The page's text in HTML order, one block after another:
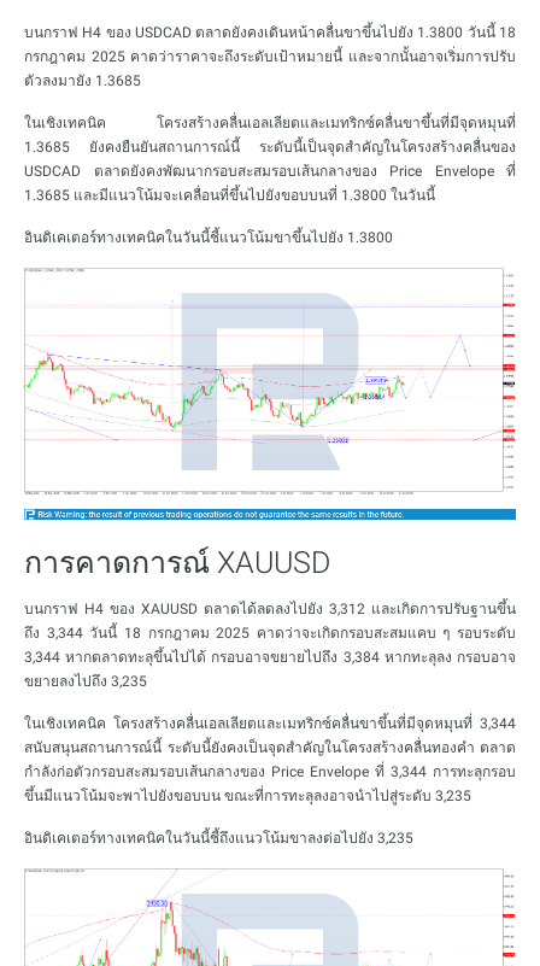
บนกราฟ H4 ของ USDCAD ตลาดยังคงเดินหน้าคลื่นขาขึ้นไปยัง 1.3800 วันนี้ 18
กรกฎาคม 2025 คาดว่าราคาจะถึงระดับเป้าหมายนี้ และจากนั้นอาจเริ่มการปรับ
ตัวลงมายัง 1.3685
ในเชิงเทคนิค โครงสร้างคลื่นเอลเลียตและเมทริกซ์คลื่นขาขึ้นที่มีจุดหมุนที่
1.3685 ยังคงยืนยันสถานการณ์นี้ ระดับนี้เป็นจุดสำคัญในโครงสร้างคลื่นของ
USDCAD ตลาดยังคงพัฒนากรอบสะสมรอบเส้นกลางของ Price Envelope ที่
1.3685 และมีแนวโน้มจะเคลื่อนที่ขึ้นไปยังขอบบนที่ 1.3800 ในวันนี้
อินดิเคเตอร์ทางเทคนิคในวันนี้ชี้แนวโน้มขาขึ้นไปยัง 1.3800
การคาดการณ์ XAUUSD
บนกราฟ H4 ของ XAUUSD ตลาดได้ลดลงไปยัง 3,312 และเกิดการปรับฐานขึ้น
ถึง 3,344 วันนี้ 18 กรกฎาคม 2025 คาดว่าจะเกิดกรอบสะสมแคบ ๆ รอบระดับ
3,344 หากตลาดทะลุขึ้นไปได้ กรอบอาจขยายไปถึง 3,384 หากทะลุลง กรอบอาจ
ขยายลงไปถึง 3,235
ในเชิงเทคนิค โครงสร้างคลื่นเอลเลียตและเมทริกซ์คลื่นขาขึ้นที่มีจุดหมุนที่ 3,344
สนับสนุนสถานการณ์นี้ ระดับนี้ยังคงเป็นจุดสำคัญในโครงสร้างคลื่นทองคำ ตลาด
กำลังก่อตัวกรอบสะสมรอบเส้นกลางของ Price Envelope ที่ 3,344 การทะลุกรอบ
ขึ้นมีแนวโน้มจะพาไปยังขอบบน ขณะที่การทะลุลงอาจนำไปสู่ระดับ 3,235
อินดิเคเตอร์ทางเทคนิคในวันนี้ชี้ถึงแนวโน้มขาลงต่อไปยัง 3,235